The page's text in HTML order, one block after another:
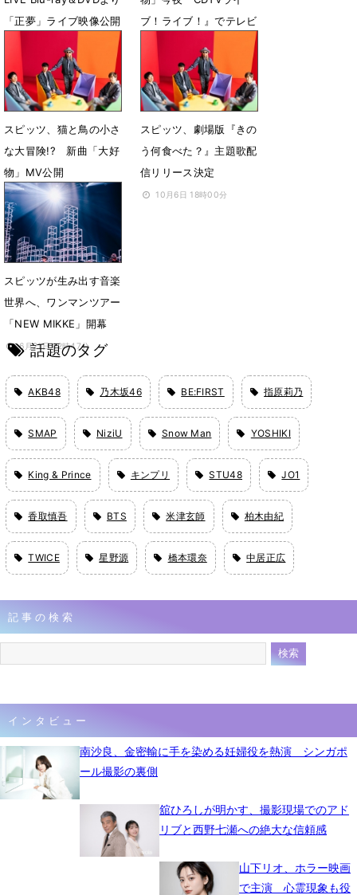
「正夢」ライブ映像公開
ブ！ライブ！』でテレビ
11月29日 08時00分
スピッツ、猫と鳥の小さ
な大冒険!? 新曲「大好
物」MV公開
11月10日 20時01分
スピッツ、劇場版『きの
う何食べた？』主題歌配
信リリース決定
10月6日 18時00分
スピッツが生み出す音楽
世界へ、ワンマンツアー
「NEW MIKKE」開幕
6月21日 12時47分
話題のタグ
AKB48 乃木坂46 BE:FIRST 指原莉乃
SMAP NiziU Snow Man YOSHIKI
King & Prince キンプリ STU48 JO1
香取慎吾 BTS 米津玄師 柏木由紀
TWICE 星野源 橋本環奈 中居正広
記事の検索
インタビュー
南沙良、金密輸に手を染める妊婦役を熱演 シンガポ
ール撮影の裏側
舘ひろしが明かす、撮影現場でのアド
リブと西野七瀬への絶大な信頼感
山下リオ、ホラー映画
で主演 心霊現象も役